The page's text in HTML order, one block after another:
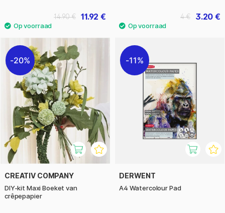
11.92 €
14.90 € 3.20 €
4 €
20%
CREATIV COMPANY
DIY-kit Maxi Boeket van
crêpepapier
11%
DERWENT
A4 Watercolour Pad